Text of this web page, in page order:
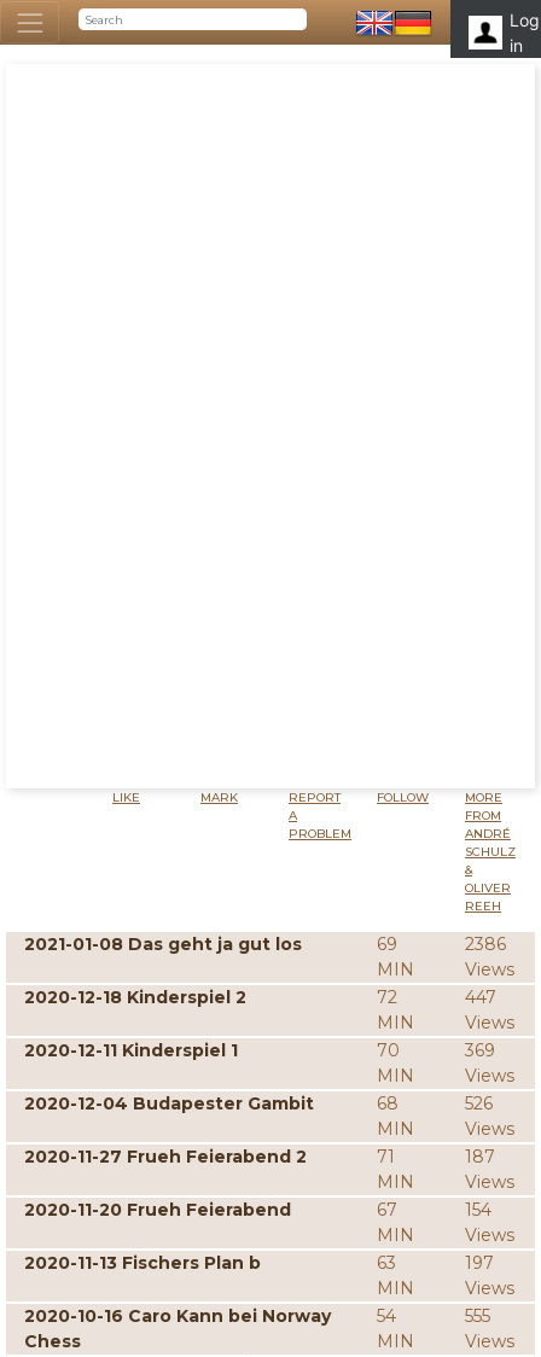
Log
in
LIKE MARK
REPORT
A
PROBLEM
FOLLOW
MORE
FROM
ANDRÉ
SCHULZ
&
OLIVER
REEH
2021-01-08 Das geht ja gut los
69
MIN
2386
Views
2020-12-18 Kinderspiel 2
72
MIN
447
Views
2020-12-11 Kinderspiel 1
70
MIN
369
Views
2020-12-04 Budapester Gambit
68
MIN
526
Views
2020-11-27 Frueh Feierabend 2
71
MIN
187
Views
2020-11-20 Frueh Feierabend
67
MIN
154
Views
2020-11-13 Fischers Plan b
63
MIN
197
Views
2020-10-16 Caro Kann bei Norway
Chess
54
MIN
555
Views